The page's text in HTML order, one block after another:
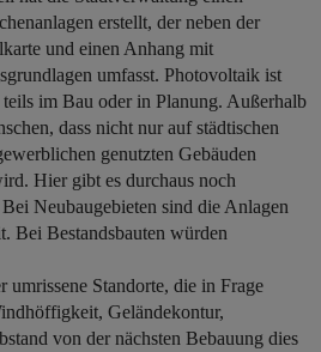
erstellt, der neben der
und einen Anhang mit
umfasst. Photovoltaik ist
im Bau oder in Planung. Außerhalb
dass nicht nur auf städtischen
genutzten Gebäuden
Hier gibt es durchaus noch
Neubaugebieten sind die Anlagen
Bei Bestandsbauten würden
Standorte, die in Frage
Geländekontur,
von der nächsten Bebauung dies